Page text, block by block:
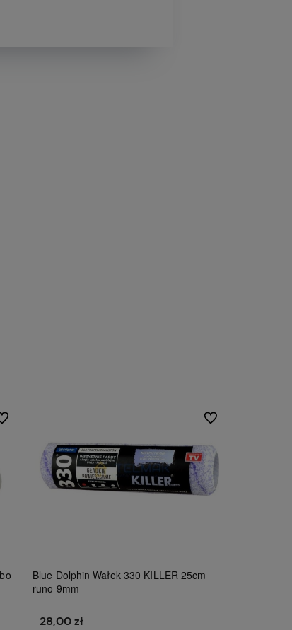
ulubionych
Blue Dolphin Wałek 330 KILLER 25cm
runo 9mm
28,00 zł
Do ulubionych